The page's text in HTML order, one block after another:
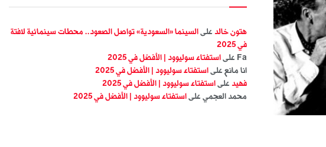
هتون خالد على السينما «السعودية» تواصل الصعود.. محطات سينمائية لافتة
في 2025
Fa على استفتاء سوليوود | الأفضل في 2025
انا مانع على استفتاء سوليوود | الأفضل في 2025
فهيد على استفتاء سوليوود | الأفضل في 2025
محمد العجمي على استفتاء سوليوود | الأفضل في 2025